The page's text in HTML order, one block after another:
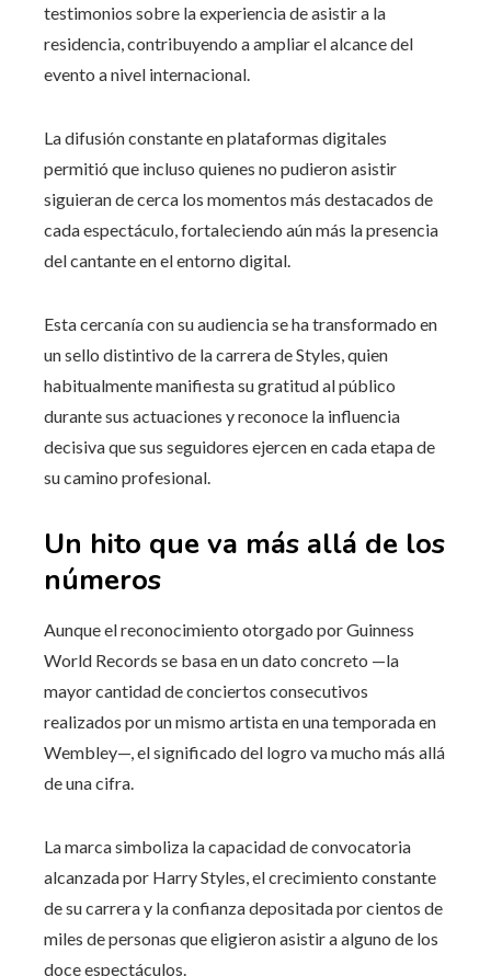
testimonios sobre la experiencia de asistir a la
residencia, contribuyendo a ampliar el alcance del
evento a nivel internacional.
La difusión constante en plataformas digitales
permitió que incluso quienes no pudieron asistir
siguieran de cerca los momentos más destacados de
cada espectáculo, fortaleciendo aún más la presencia
del cantante en el entorno digital.
Esta cercanía con su audiencia se ha transformado en
un sello distintivo de la carrera de Styles, quien
habitualmente manifiesta su gratitud al público
durante sus actuaciones y reconoce la influencia
decisiva que sus seguidores ejercen en cada etapa de
su camino profesional.
Un hito que va más allá de los
números
Aunque el reconocimiento otorgado por Guinness
World Records se basa en un dato concreto —la
mayor cantidad de conciertos consecutivos
realizados por un mismo artista en una temporada en
Wembley—, el significado del logro va mucho más allá
de una cifra.
La marca simboliza la capacidad de convocatoria
alcanzada por Harry Styles, el crecimiento constante
de su carrera y la confianza depositada por cientos de
miles de personas que eligieron asistir a alguno de los
doce espectáculos.